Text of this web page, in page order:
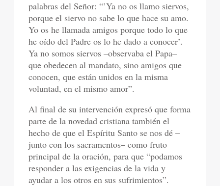
palabras del Señor: “’Ya no os llamo siervos,
porque el siervo no sabe lo que hace su amo.
Yo os he llamada amigos porque todo lo que
he oído del Padre os lo he dado a conocer’.
Ya no somos siervos –observaba el Papa–
que obedecen al mandato, sino amigos que
conocen, que están unidos en la misma
voluntad, en el mismo amor”.
Al final de su intervención expresó que forma
parte de la novedad cristiana también el
hecho de que el Espíritu Santo se nos dé –
junto con los sacramentos– como fruto
principal de la oración, para que “podamos
responder a las exigencias de la vida y
ayudar a los otros en sus sufrimientos”.